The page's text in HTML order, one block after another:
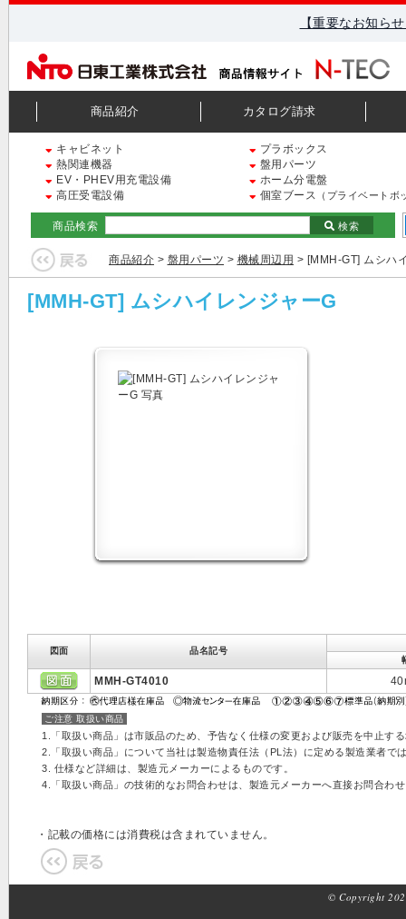
【重要なお知ら
商品紹介 カタログ請求
キャビネット
プラボックス
熱関連機器
盤用パーツ
EV・PHEV用充電設備
ホーム分電盤
高圧受電設備
個室ブース （プライベートボ
商品検索 検索
商品紹介 > 盤用パーツ > 機械周辺用 > [MMH-GT] ムシハ
[MMH-GT] ムシハイレンジャーG
図面
品名記号
MMH-GT4010
ご注意 取扱い商品
1.「取扱い商品」は市販品のため、予告なく仕様の変更および販売を中止す
2.「取扱い商品」について当社は製造物責任法（PL法）に定める製造業者で
3. 仕様など詳細は、製造元メーカーによるものです。
4.「取扱い商品」の技術的なお問合わせは、製造元メーカーへ直接お問合わ
・記載の価格には消費税は含まれていません。
© Copyright